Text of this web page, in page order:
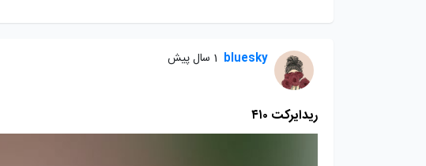
bluesky 1 سال پیش
ریدایرکت ۴۱۰